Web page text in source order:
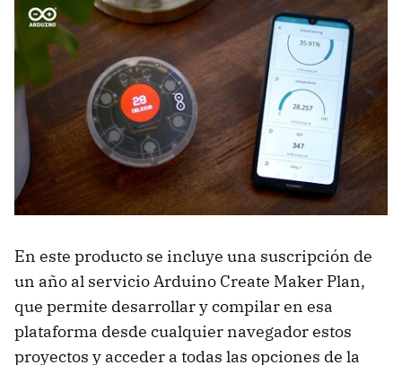
En este producto se incluye una suscripción de
un año al servicio Arduino Create Maker Plan,
que permite desarrollar y compilar en esa
plataforma desde cualquier navegador estos
proyectos y acceder a todas las opciones de la